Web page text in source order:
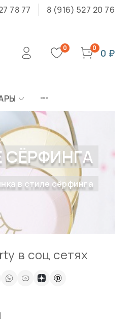
78 77 8 (916) 527 20 76
0 0 0 ₽
СЁРФИНГА
в стиле сёрфинга
в соц сетях